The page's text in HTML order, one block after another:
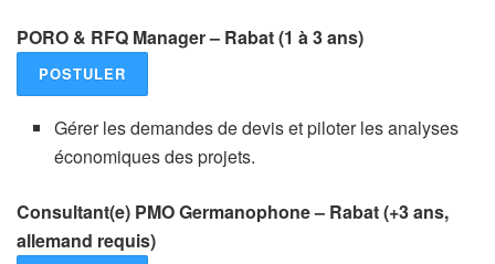
PORO & RFQ Manager – Rabat (1 à 3 ans)
POSTULER
Gérer les demandes de devis et piloter les analyses
économiques des projets.
Consultant(e) PMO Germanophone – Rabat (+3 ans,
allemand requis)